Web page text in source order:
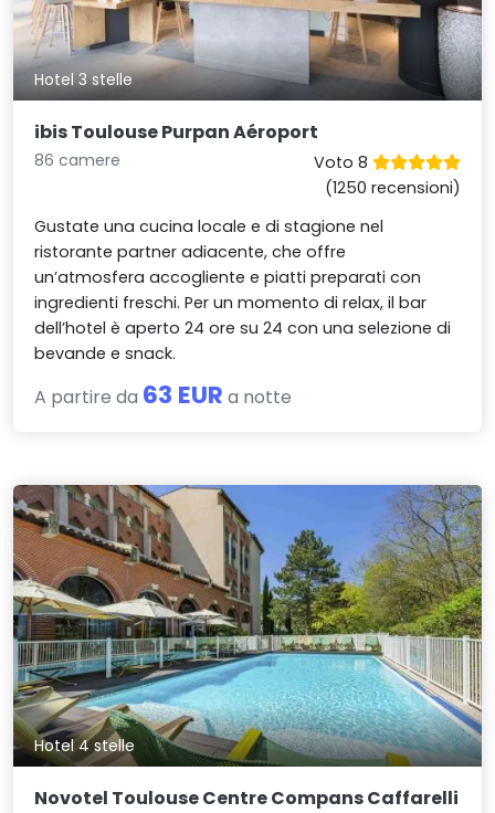
Hotel 3 stelle
ibis Toulouse Purpan Aéroport
86 camere
Voto 8
(1250 recensioni)
Gustate una cucina locale e di stagione nel
ristorante partner adiacente, che offre
un’atmosfera accogliente e piatti preparati con
ingredienti freschi. Per un momento di relax, il bar
dell’hotel è aperto 24 ore su 24 con una selezione di
bevande e snack.
A partire da 63 EUR a notte
Hotel 4 stelle
Novotel Toulouse Centre Compans Caffarelli